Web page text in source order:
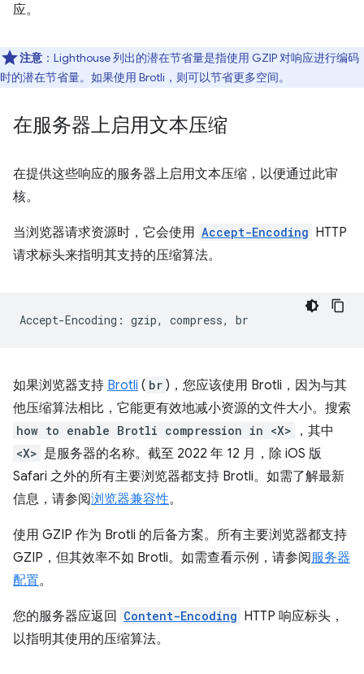
应。
注意 ：Lighthouse 列出的潜在节省量是指使用 GZIP 对响应进行编码
时的潜在节省量。如果使用 Brotli，则可以节省更多空间。
在服务器上启用文本压缩
在提供这些响应的服务器上启用文本压缩，以便通过此审
核。
当浏览器请求资源时，它会使用 Accept-Encoding HTTP
请求标头来指明其支持的压缩算法。
如果浏览器支持 Brotli ( br )，您应该使用 Brotli，因为与其
他压缩算法相比，它能更有效地减小资源的文件大小。搜索
how to enable Brotli compression in <X> ，其中
<X> 是服务器的名称。截至 2022 年 12 月，除 iOS 版
Safari 之外的所有主要浏览器都支持 Brotli。如需了解最新
信息，请参阅浏览器兼容性。
使用 GZIP 作为 Brotli 的后备方案。所有主要浏览器都支持
GZIP，但其效率不如 Brotli。如需查看示例，请参阅服务器
配置。
您的服务器应返回 Content-Encoding HTTP 响应标头，
以指明其使用的压缩算法。